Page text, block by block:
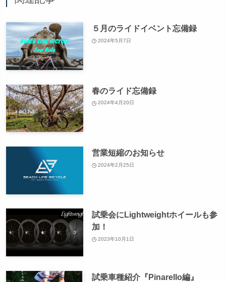
５月のライドイベント忘備録
2024年5月7日
春のライド忘備録
2024年4月20日
営業短縮のお知らせ
2024年2月25日
試乗会にLightweightホイールも参
加！
2023年10月1日
試乗車種紹介『Pinarello編』